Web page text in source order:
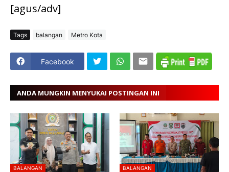
[agus/adv]
Tags balangan Metro Kota
Facebook
ANDA MUNGKIN MENYUKAI POSTINGAN INI
BALANGAN BALANGAN